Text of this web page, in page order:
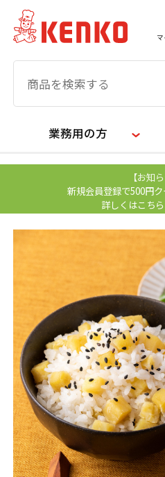
業務用の方
【お知
新規会員登録で500円
詳しくはこち